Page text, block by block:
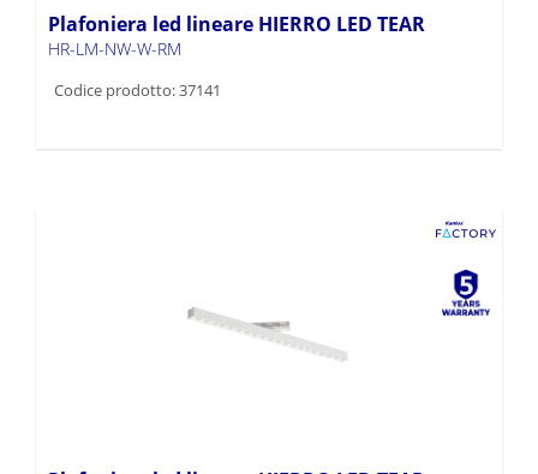
Plafoniera led lineare HIERRO LED TEAR
HR-LM-NW-W-RM
Codice prodotto: 37141